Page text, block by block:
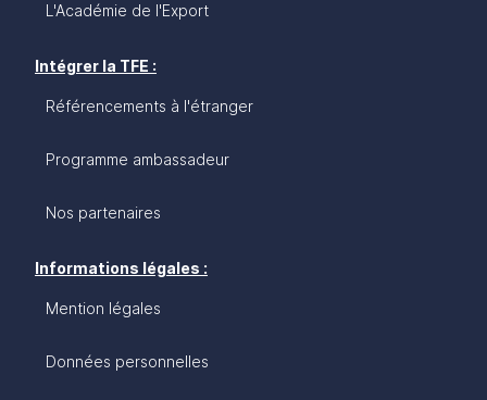
L'Académie de l'Export
Intégrer la TFE :
Référencements à l'étranger
Programme ambassadeur
Nos partenaires
Informations légales :
Mention légales
Données personnelles